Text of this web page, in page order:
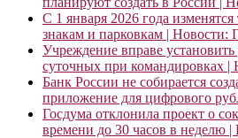
С 1 января 2026 года
знакам и парковкам |
Учреждение вправе
суточных при командировках
Банк России не собирается
приложение для цифрового
Госдума отклонила проект о
времени до 30 часов в неделю